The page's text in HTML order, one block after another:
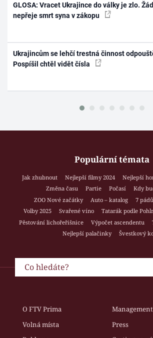
GLOSA: Vracet Ukrajince do války je zlo.
nepřeje smrt syna v zákopu
Ukrajincům se lehčí trestná činnost
Pospíšil chtěl vidět čísla
Populární témata
Jak zhubnout Nejlepší filmy 2024 Nejlepší
Změna času
Partie Počasí
Kdy
ZOO Nové začátky
Auto – katalog
7
Volby 2025
Svařené víno Tatarák podle
Pěstování lichořeřišnice
Výpočet ascendentu
Nejlepší palačinky
Švestkový
O FTV Prima
Management
Volná místa
Press